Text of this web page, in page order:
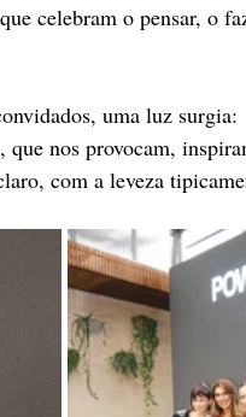
celebram o pensar, o
uma luz surgia:
que nos provocam,
com a leveza